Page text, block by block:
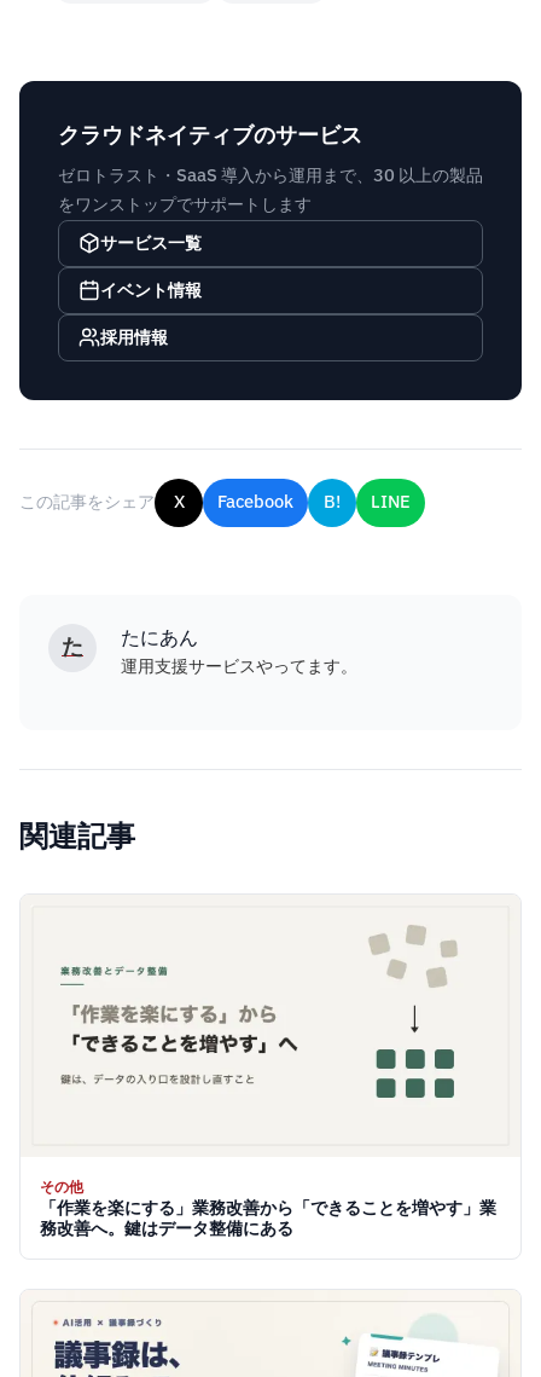
クラウドネイティブのサービス
ゼロトラスト・SaaS 導入から運用まで、30 以上の製品
をワンストップでサポートします
サービス一覧
イベント情報
採用情報
この記事をシェア X Facebook B! LINE
た たにあん
運用支援サービスやってます。
関連記事
その他
「作業を楽にする」業務改善から「できることを増やす」業
務改善へ。鍵はデータ整備にある